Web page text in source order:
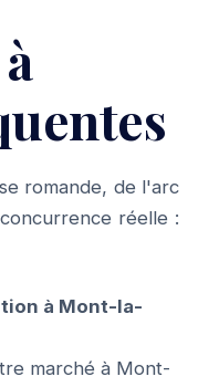
romande, de l'arc
réelle :
à Mont-la-
marché à Mont-